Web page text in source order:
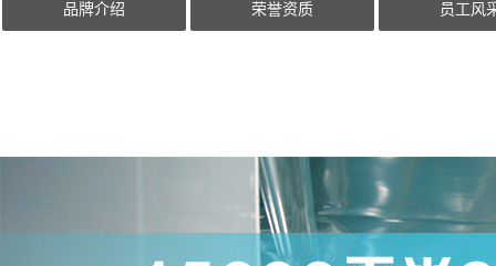
品牌介绍 荣誉资质 员工风